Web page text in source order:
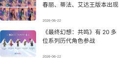
11
12 “空调24小时开着更省电”不实 6858591°
13
春丽、蒂法、艾达王版本出现
2026-06-22
《最终幻想：共鸣》有 20 多
位系列历代角色参战
2026-06-22